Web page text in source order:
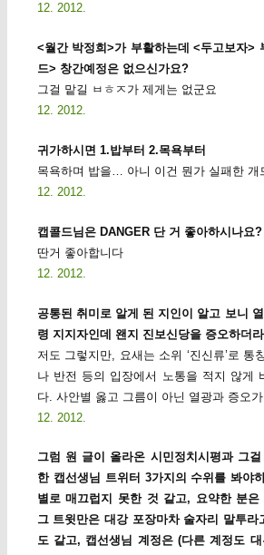
12. 2012.
<월간 박정희>가 부활하는데 <두고보자>
드> 창간예정은 없으신가요?
그걸 맡길 ㅂㅎㅈ가 제게는 없군요
12. 2012.
귀가하시면 1.밥부터 2.목욕부터
목욕하며 밥을… 아니 이건 뭔가 실패한 개
12. 2012.
캡콜드님은 DANGER 단 거 좋아하시나요?
딴거 좋아합니다
12. 2012.
공통된 취미로 알게 된 지인이 알고 보니
령 지지자인데 왠지 진보신당을 증오하더
저도 그렇지만, 요새는 소위 ‘진신류’로 통
나 반전 등의 입장에서 노통을 적지 않게
다. 사안별 옳고 그름이 아닌 열광과 증오가
12. 2012.
그럼 원 글이 올라온 시민정치시평과 그
한 캡선생님 트위터 3가지의 수위를 봐야
별로 매끄럽지 못한 것 같고, 요약한 분
그 트윗만은 대강 포장마차 술자리 말투라
도 같고, 캡선생님 계정은 (다른 계정도 대